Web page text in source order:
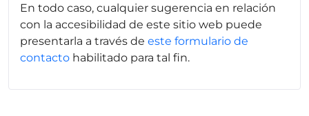
En todo caso, cualquier sugerencia en relación
con la accesibilidad de este sitio web puede
presentarla a través de este formulario de
contacto habilitado para tal fin.